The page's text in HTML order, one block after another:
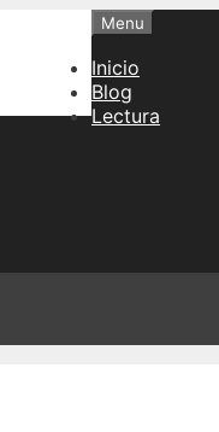
Menu
Inicio
Blog
Lectura